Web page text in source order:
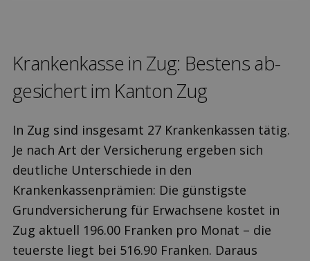
Kranken­kasse in Zug: Bestens ab­
gesichert im Kanton Zug
In Zug sind insgesamt 27 Krankenkassen tätig.
Je nach Art der Versicherung ergeben sich
deutliche Unterschiede in den
Krankenkassenprämien: Die günstigste
Grundversicherung für Erwachsene kostet in
Zug aktuell 196.00 Franken pro Monat – die
teuerste liegt bei 516.90 Franken. Daraus